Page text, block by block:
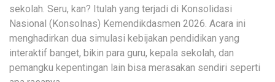
sekolah. Seru, kan? Itulah yang terjadi di Konsolidasi
Nasional (Konsolnas) Kemendikdasmen 2026. Acara ini
menghadirkan dua simulasi kebijakan pendidikan yang
interaktif banget, bikin para guru, kepala sekolah, dan
pemangku kepentingan lain bisa merasakan sendiri seperti